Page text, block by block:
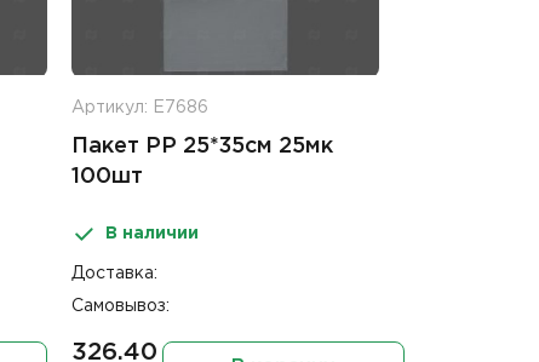
Артикул: Е7686
Пакет PP 25*35см 25мк
100шт
В наличии
Доставка:
Самовывоз:
326.40